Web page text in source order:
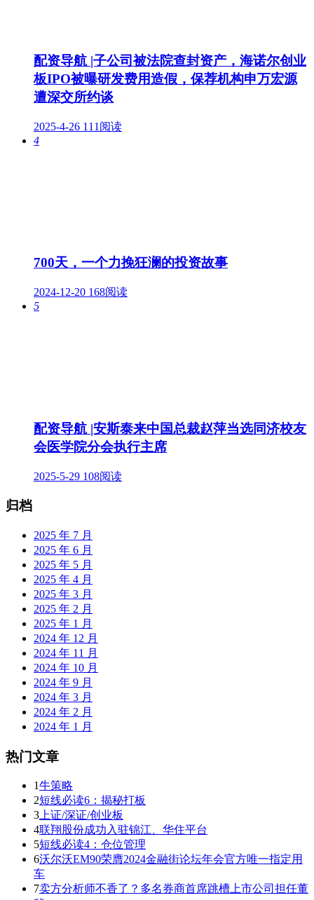
配资导航 |子公司被法院查封资产，海诺尔创业
板IPO被曝研发费用造假，保荐机构申万宏源
遭深交所约谈
2025-4-26 111阅读
4
700天，一个力挽狂澜的投资故事
2024-12-20 168阅读
5
配资导航 |安斯泰来中国总裁赵萍当选同济校友
会医学院分会执行主席
2025-5-29 108阅读
归档
2025 年 7 月
2025 年 6 月
2025 年 5 月
2025 年 4 月
2025 年 3 月
2025 年 2 月
2025 年 1 月
2024 年 12 月
2024 年 11 月
2024 年 10 月
2024 年 9 月
2024 年 3 月
2024 年 2 月
2024 年 1 月
热门文章
1牛策略
2短线必读6：揭秘打板
3 上证/深证/创业板
4联翔股份成功入驻锦江、华住平台
5短线必读4：仓位管理
6沃尔沃EM90荣膺2024金融街论坛年会官方唯一指定用
车
7卖方分析师不香了？多名券商首席跳槽上市公司担任董